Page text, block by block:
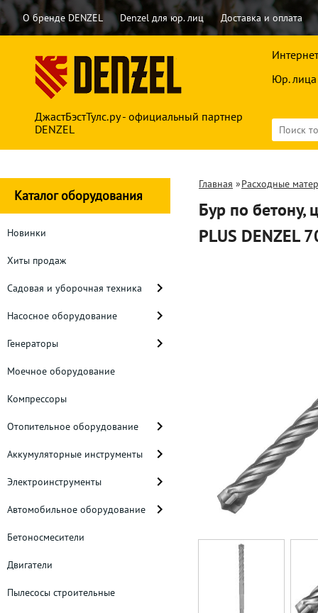
О бренде DENZEL Denzel для юр. лиц Доставка и оплата
ДжастБэстТулс.ру - официальный партнер
DENZEL
Юр. лица
Каталог оборудования
Новинки
Хиты продаж
Садовая и уборочная техника
Насосное оборудование
Генераторы
Моечное оборудование
Компрессоры
Отопительное оборудование
Аккумуляторные инструменты
Электроинструменты
Автомобильное оборудование
Бетоносмесители
Двигатели
Пылесосы строительные
Главная »Расходные
Бур по бетону,
PLUS DENZEL